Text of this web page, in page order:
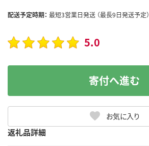
配送予定時期： 最短3営業日発送 （最長9日発送予定）
5.0
お気に入り
寄付へ進む
返礼品詳細